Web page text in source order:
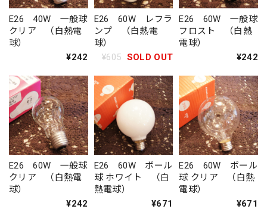
E26 40W 一般球
クリア （白熱電
球）
¥242
E26 60W レフラ
ンプ （白熱電
球）
¥605 SOLD OUT
E26 60W 一般球
フロスト （白熱
電球）
¥242
E26 60W 一般球
クリア （白熱電
球）
¥242
E26 60W ボール
球 ホワイト （白
熱電球）
¥671
E26 60W ボール
球 クリア （白熱
電球）
¥671